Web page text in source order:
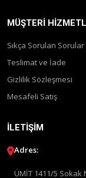
MÜŞTERI
Sıkça Sorulan Sorular
Teslimat ve İade
Gizlilik Sözleşmesi
Mesafeli Satış
İLETIŞIM
Adres:
ÜMİT 1411/5